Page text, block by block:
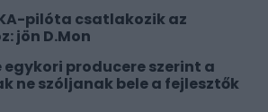
pilóta csatlakozik az
jön D.Mon
egykori producere szerint a
ne szóljanak bele a fejlesztők